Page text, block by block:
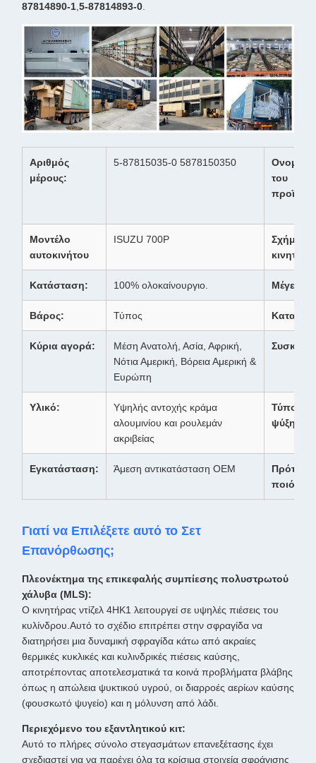
87814890-1 5-87814893-0
Αριθμός
μέρους:
5-87815035-0 5878150350
του
Μοντέλο
αυτοκινήτου
ISUZU 700P
Σχήμα
Κατάσταση: 100% ολοκαίνουργιο. Μέγεθος:
Βάρος: Τύπος
Κύρια αγορά:
Μέση Ανατολή, Ασία, Αφρική,
Νότια Αμερική, Βόρεια Αμερική &
Ευρώπη
Συσκευή:
Υλικό:
Υψηλής αντοχής κράμα
αλουμινίου και ρουλεμάν
ακριβείας
Τύπος
ψύξης:
Εγκατάσταση: Άμεση αντικατάσταση OEM
Πρότυπο
Γιατί να Επιλέξετε αυτό το Σετ
Επανόρθωσης;
Πλεονέκτημα της επικεφαλής συμπίεσης πολυστρωτού
χάλυβα (MLS):
Ο κινητήρας ντίζελ 4HK1 λειτουργεί σε υψηλές πιέσεις του
κυλίνδρου.Αυτό το σχέδιο επιτρέπει στην σφραγίδα να
διατηρήσει μια δυναμική σφραγίδα κάτω από ακραίες
θερμικές κυκλικές και κυλινδρικές πιέσεις καύσης,
αποτρέποντας αποτελεσματικά τα κοινά προβλήματα βλάβης
όπως η απώλεια ψυκτικού υγρού, οι διαρροές αερίων καύσης
(φουσκωτό ψυγείο) και η μόλυνση από λάδι.
Περιεχόμενο του εξαντλητικού κιτ:
Αυτό το πλήρες σύνολο στεγασμάτων επανεξέτασης έχει
σχεδιαστεί για να παρέχει όλα τα κρίσιμα στοιχεία σφράγισης